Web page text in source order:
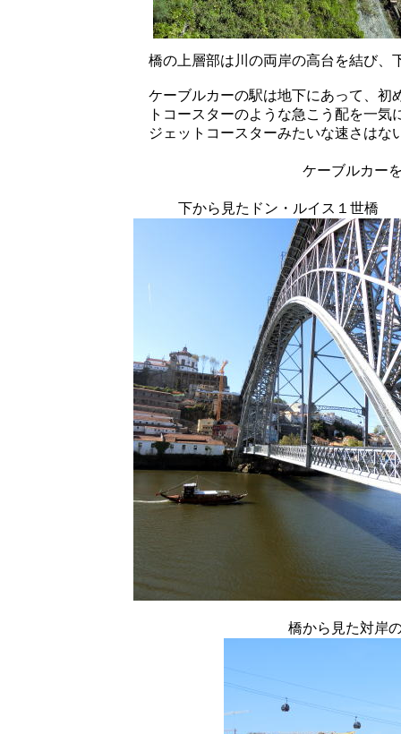
橋の上層部は川の両岸の高台を結び、
ケーブルカーの駅は地下にあって、初
トコースターのような急こう配を一気
ジェットコースターみたいな速さはな
ケーブルカー
下から見たドン・ルイス１世橋
橋から見た対岸